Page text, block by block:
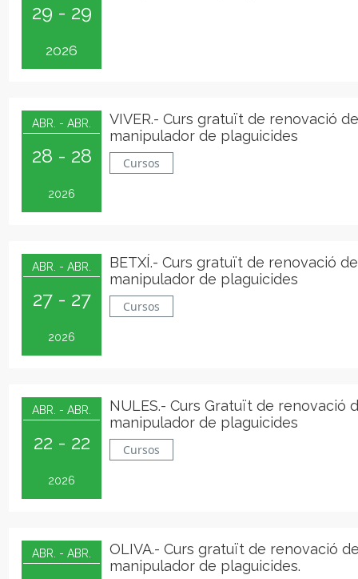
29 - 29
2026
ABR. - ABR.
28 - 28
2026
VIVER.- Curs gratuït de renovació de
manipulador de plaguicides
Cursos
ABR. - ABR.
27 - 27
2026
BETXÍ.- Curs gratuït de renovació de
manipulador de plaguicides
Cursos
ABR. - ABR.
22 - 22
2026
NULES.- Curs Gratuït de renovació
manipulador de plaguicides
Cursos
ABR. - ABR.
OLIVA.- Curs gratuït de renovació
manipulador de plaguicides.